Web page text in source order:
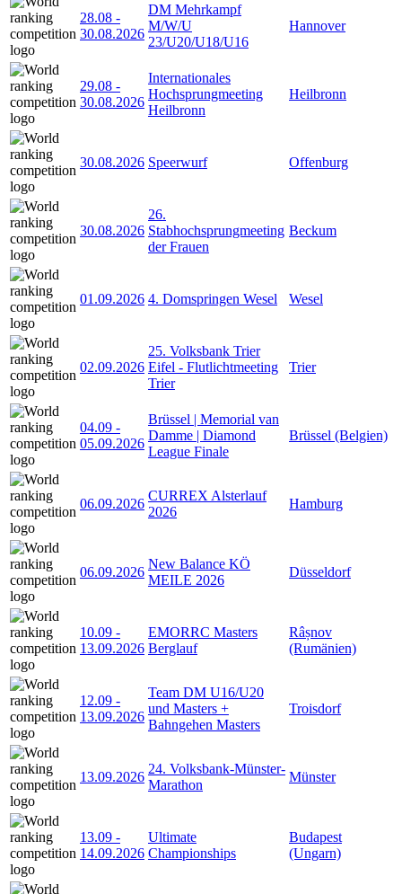
28.08 -
30.08.2026
DM Mehrkampf
M/W/U
23/U20/U18/U16
Hannover
29.08 -
30.08.2026
Internationales
Hochsprungmeeting
Heilbronn
Heilbronn
30.08.2026 Speerwurf Offenburg
30.08.2026
26.
Stabhochsprungmeeting
der Frauen
Beckum
01.09.2026 4. Domspringen Wesel Wesel
02.09.2026
25. Volksbank Trier
Eifel - Flutlichtmeeting
Trier
Trier
04.09 -
05.09.2026
Brüssel | Memorial van
Damme | Diamond
League Finale
Brüssel (Belgien)
06.09.2026
CURREX Alsterlauf
2026
Hamburg
06.09.2026
New Balance KÖ
MEILE 2026
Düsseldorf
10.09 -
13.09.2026
EMORRC Masters
Berglauf
Râșnov
(Rumänien)
12.09 -
13.09.2026
Team DM U16/U20
und Masters +
Bahngehen Masters
Troisdorf
13.09.2026
24. Volksbank-Münster-
Marathon
Münster
13.09 -
14.09.2026
Ultimate
Championships
Budapest
(Ungarn)